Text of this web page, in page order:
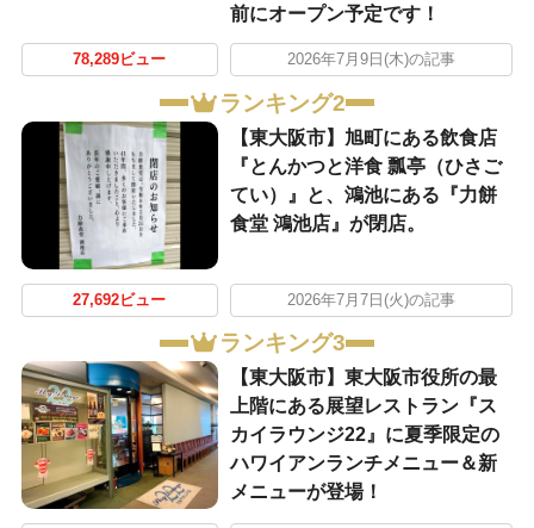
前にオープン予定です！
78,289ビュー 2026年7月9日(木)の記事
ランキング2
【東大阪市】旭町にある飲食店
『とんかつと洋食 瓢亭（ひさご
てい）』と、鴻池にある『力餅
食堂 鴻池店』が閉店。
27,692ビュー 2026年7月7日(火)の記事
ランキング3
【東大阪市】東大阪市役所の最
上階にある展望レストラン『ス
カイラウンジ22』に夏季限定の
ハワイアンランチメニュー＆新
メニューが登場！